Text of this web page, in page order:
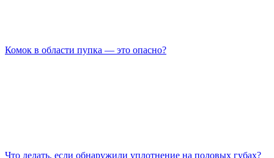
Комок в области пупка — это опасно?
Что делать, если обнаружили уплотнение на половых губах?